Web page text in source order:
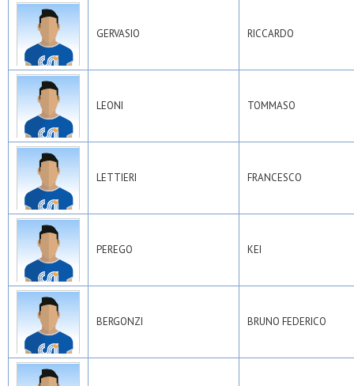
GERVASIO RICCARDO
LEONI TOMMASO
LETTIERI FRANCESCO
PEREGO KEI
BERGONZI BRUNO FEDERICO